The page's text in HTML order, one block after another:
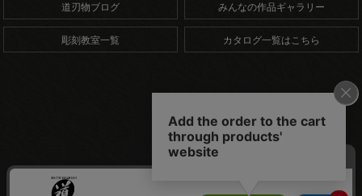
道刃物ブログ みんなの作品ギャラリー
彫刻教室一覧 カタログ一覧はこちら